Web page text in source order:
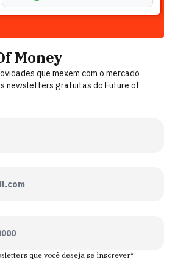
Money
que mexem com o mercado
newsletters gratuitas do Future of
que você deseja se inscrever*